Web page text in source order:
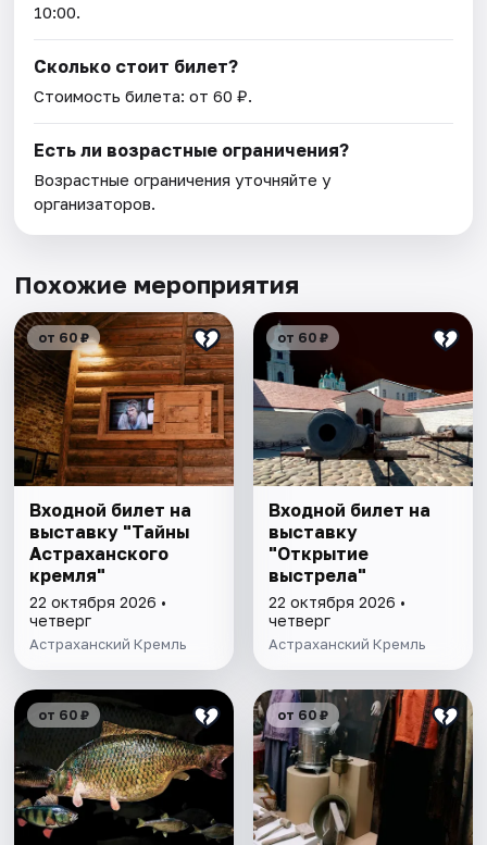
10:00.
Сколько стоит билет?
Стоимость билета: от 60 ₽.
Есть ли возрастные ограничения?
Возрастные ограничения уточняйте у
организаторов.
Похожие мероприятия
от 60 ₽
Входной билет на
выставку "Тайны
Астраханского
кремля"
22 октября 2026 •
четверг
Астраханский Кремль
от 60 ₽
Входной билет на
выставку
"Открытие
выстрела"
22 октября 2026 •
четверг
Астраханский Кремль
от 60 ₽ от 60 ₽